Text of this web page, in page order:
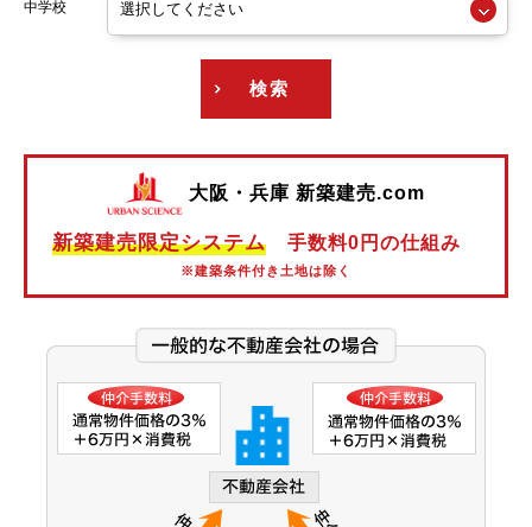
阪急甲陽線
阪急千里線
阪神本線
阪神なんば線
北大阪急行電鉄
能勢電鉄
大阪市営谷町線
中学校
検索
大阪・兵庫 新築建売.com
新築建売限定システム 手数料0円の仕組み
※建築条件付き土地は除く